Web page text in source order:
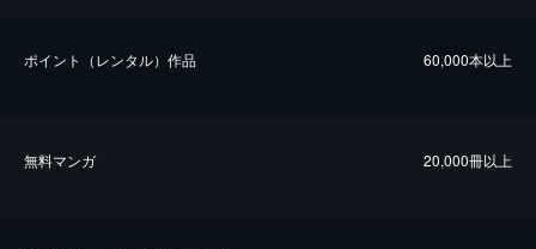
ポイント（レンタル）作品 60,000本以上
無料マンガ 20,000冊以上